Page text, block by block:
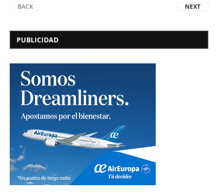
BACK NEXT
PUBLICIDAD